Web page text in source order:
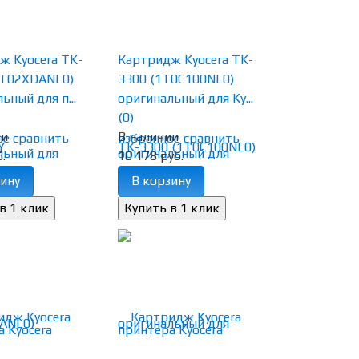
сравнить
Kyocera TK-
для п...
избранное сравнить
Картридж Kyocera TK-
3300 (1T0C100NL0)
оригинальный для Ky...
(0)
В наличии
10 178 руб.
В корзину